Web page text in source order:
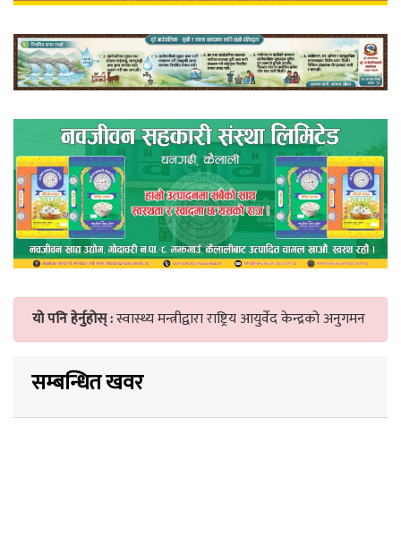
यो पनि हेर्नुहोस् :स्वास्थ्य मन्त्रीद्वारा राष्ट्रिय आयुर्वेद केन्द्रको अनुगमन
सम्बन्धित खवर